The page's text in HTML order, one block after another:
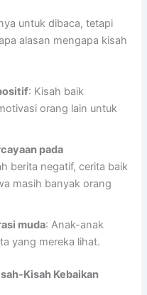
untuk dibaca, tetapi
alasan mengapa kisah
: Kisah baik
orang lain untuk
pada
berita negatif, cerita baik
masih banyak orang
muda: Anak-anak
yang mereka lihat.
Kisah Kebaikan